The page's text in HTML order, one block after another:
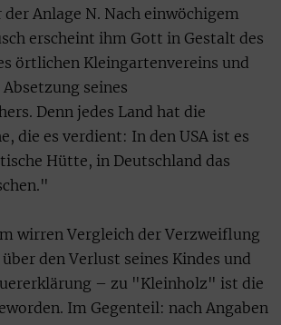
Anlage N. Nach einwöchigem
erscheint ihm Gott in Gestalt des
örtlichen Kleingartenvereins und
seines
Denn jedes Land hat die
die es verdient: In den USA ist es
Hütte, in Deutschland das
wirren Vergleich der Verzweiflung
den Verlust seines Kindes und
– zu "Kleinholz" ist die
Im Gegenteil: nach Angaben